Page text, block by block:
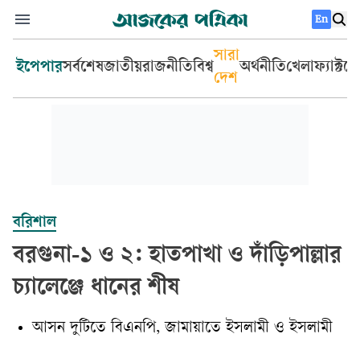
En
ইপেপারসর্বশেষজাতীয়রাজনীতিবিশ্ব
সারা
দেশ
অর্থনীতিখেলা
বরিশাল
বরগুনা-১ ও ২: হাতপাখা ও দাঁড়িপাল্লার
চ্যালেঞ্জে ধানের শীষ
আসন দুটিতে বিএনপি, জামায়াতে ইসলামী ও ইসলামী